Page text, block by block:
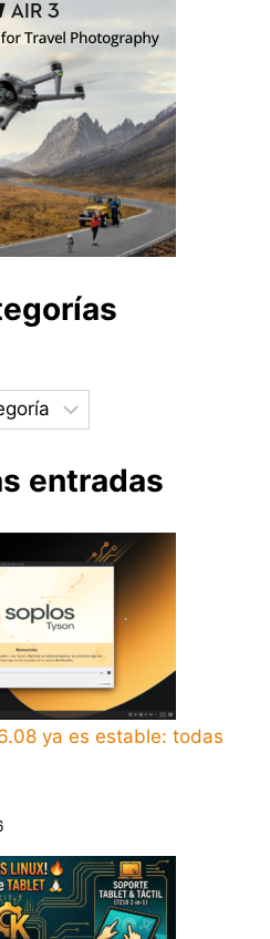
entradas
ya es estable: todas